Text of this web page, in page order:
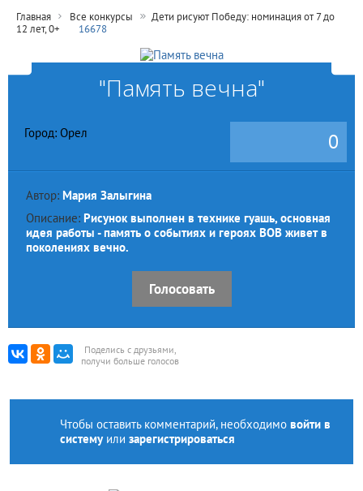
Главная Все конкурсы
Дети рисуют Победу: номинация от 7 до
12 лет, 0+
16678
"Память вечна"
Город: Орел 0
Автор: Мария Залыгина
Описание: Рисунок выполнен в технике гуашь, основная
идея работы - память о событиях и героях ВОВ живет в
поколениях вечно.
Голосовать
Поделись с друзьями,
получи больше голосов
Чтобы оставить комментарий, необходимо войти в
системуили зарегистрироваться